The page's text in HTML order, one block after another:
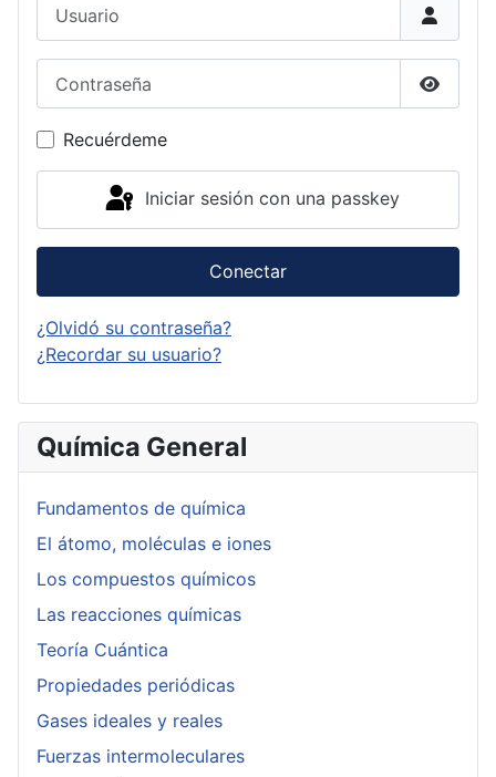
Recuérdeme
Iniciar sesión con una passkey
Conectar
¿Olvidó su contraseña?
¿Recordar su usuario?
Química General
Fundamentos de química
El átomo, moléculas e iones
Los compuestos químicos
Las reacciones químicas
Teoría Cuántica
Propiedades periódicas
Gases ideales y reales
Fuerzas intermoleculares